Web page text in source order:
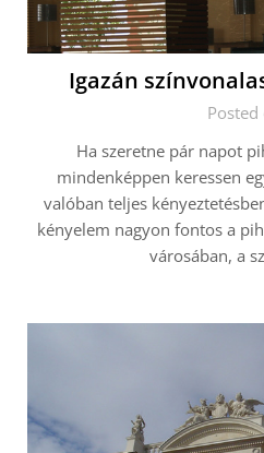
Igazán
Posted
Ha szeretne pár napot
mindenképpen keressen
valóban teljes
kényelem nagyon fontos a
városában, a